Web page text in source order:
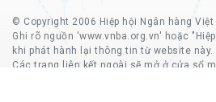
© Copyright 2006 Hiệp hội Ngân hàng Việt
Ghi rõ nguồn 'www.vnba.org.vn' hoặc
khi phát hành lại thông tin từ website này.
Các trang liên kết ngoài sẽ mở ở cửa sổ